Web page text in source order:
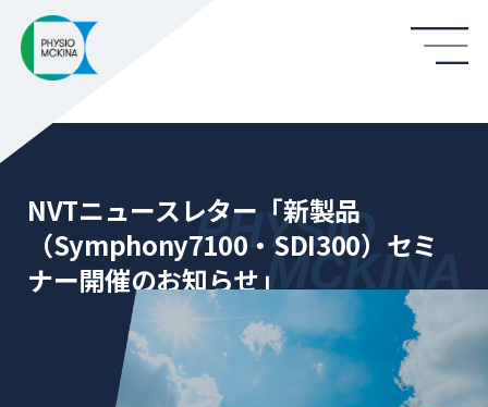
NVTニュースレター「新製品
（Symphony7100・SDI300）セミ
ナー開催のお知らせ」